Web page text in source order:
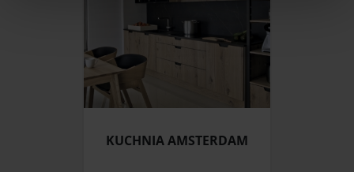
Wykorzystujemy pliki cookie do spersonalizowania treści
i reklam, aby oferować funkcje społecznościowe i
analizować ruch w naszej witrynie. Informacje o tym, jak
korzystasz z naszej witryny, udostępniamy partnerom
społecznościowym, reklamowym i analitycznym.
Partnerzy mogą połączyć te informacje z innymi danymi
korzystania z ich usług.KUCHNIA AMSTERDAM